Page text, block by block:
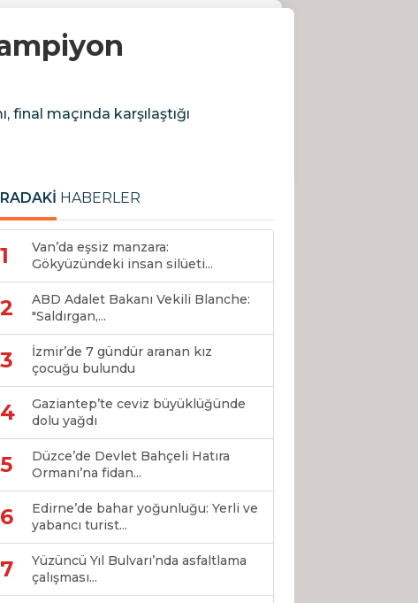
maçında karşılaştığı
HABERLER
1
Van’da eşsiz manzara:
Gökyüzündeki insan silüeti...
2
ABD Adalet Bakanı Vekili Blanche:
"Saldırgan,...
3
İzmir’de 7 gündür aranan kız
çocuğu bulundu
4
Gaziantep’te ceviz büyüklüğünde
dolu yağdı
5
Düzce’de Devlet Bahçeli Hatıra
Ormanı’na fidan...
6
Edirne’de bahar yoğunluğu: Yerli ve
yabancı turist...
7
Yüzüncü Yıl Bulvarı’nda asfaltlama
çalışması...